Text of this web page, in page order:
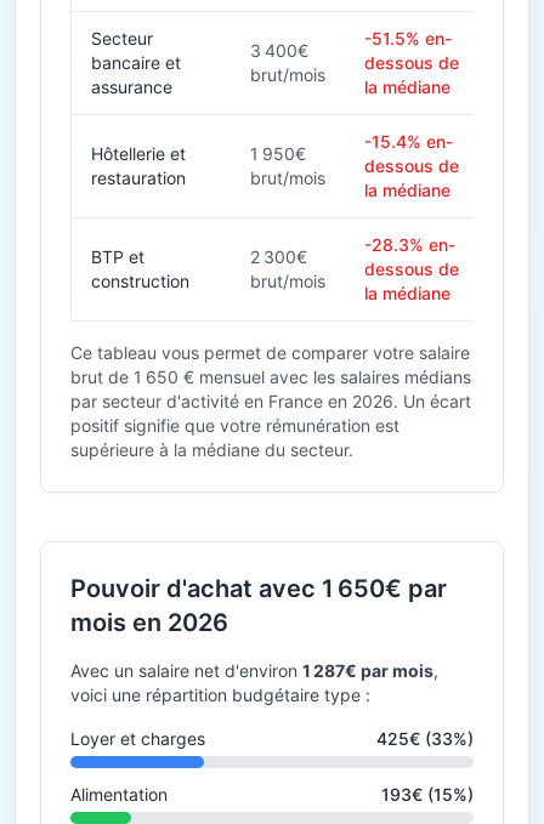
Secteur
bancaire et
assurance
3 400€
brut/mois
-51.5% en-
dessous de
la médiane
Hôtellerie et
restauration
1 950€
brut/mois
-15.4% en-
dessous de
la médiane
BTP et
construction
2 300€
brut/mois
-28.3% en-
dessous de
la médiane
Ce tableau vous permet de comparer votre salaire
brut de 1 650 € mensuel avec les salaires médians
par secteur d'activité en France en 2026. Un écart
positif signifie que votre rémunération est
supérieure à la médiane du secteur.
Pouvoir d'achat avec 1 650€ par
mois en 2026
Avec un salaire net d'environ 1 287€ par mois,
voici une répartition budgétaire type :
Loyer et charges 425€ (33%)
Alimentation 193€ (15%)